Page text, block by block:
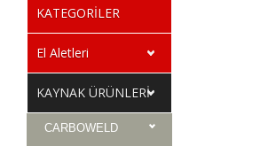
KATEGORİLER
El Aletleri
KAYNAK ÜRÜNLERİ
CARBOWELD